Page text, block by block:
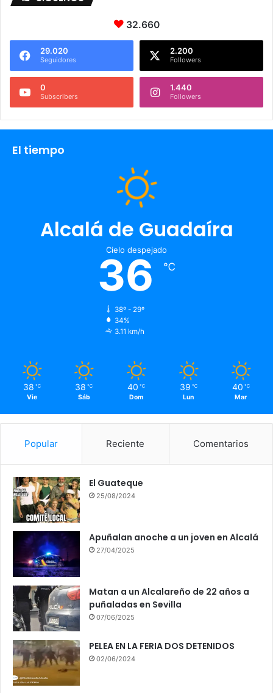
32.660
29.020
Seguidores
2.200
Followers
0
Subscribers
1.440
Followers
El tiempo
Alcalá de Guadaíra
Cielo despejado
36 ℃
38º - 29º
34%
3.11 km/h
38 ℃
Vie
38 ℃
Sáb
40 ℃
Dom
39 ℃
Lun
40 ℃
Mar
Popular Reciente Comentarios
El Guateque
25/08/2024
Apuñalan anoche a un joven en Alcalá
27/04/2025
Matan a un Alcalareño de 22 años a
puñaladas en Sevilla
07/06/2025
PELEA EN LA FERIA DOS DETENIDOS
02/06/2024